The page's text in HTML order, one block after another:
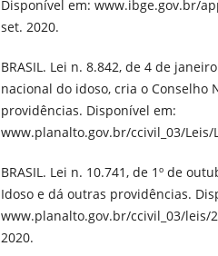
Disponível em: www.ibge.gov.br/
set. 2020.
BRASIL. Lei n. 8.842, de 4 de
nacional do idoso, cria o Conselho
providências. Disponível em:
www.planalto.gov.br/ccivil_03/Leis/
BRASIL. Lei n. 10.741, de 1º de
Idoso e dá outras providências.
www.planalto.gov.br/ccivil_03/leis/
2020.